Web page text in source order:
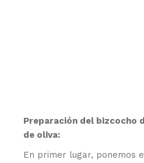
Preparación del bizcocho
de oliva:
En primer lugar, ponemos